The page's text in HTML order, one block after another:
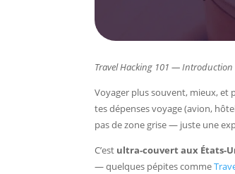
Travel Hacking 101 —
Voyager plus souvent, mieux, et
tes dépenses voyage (avion,
pas de zone grise — juste une
C’est ultra-couvert aux États-
— quelques pépites comme